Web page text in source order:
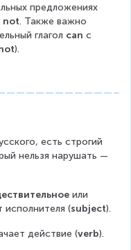
предложениях
not. Также важно
глагол can с
).
есть строгий
нельзя нарушать —
или
исполнителя (subject).
действие (verb).